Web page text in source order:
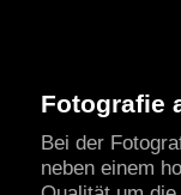
Fotografie
Bei der
neben einem